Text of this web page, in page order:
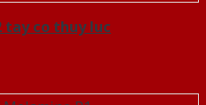
tay co thuy luc